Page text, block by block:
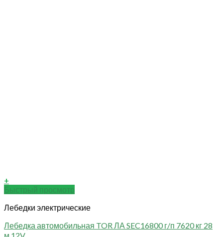
+
Быстрый просмотр
Лебедки электрические
Лебедка автомобильная TOR ЛА SEC16800 г/п 7620 кг 28